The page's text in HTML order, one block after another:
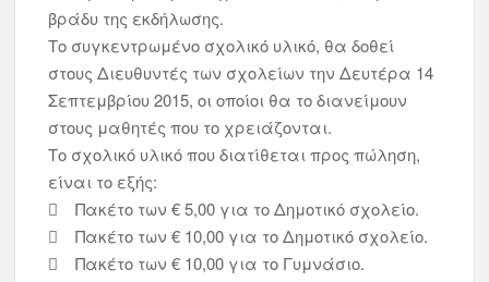
βράδυ της εκδήλωσης.
Το συγκεντρωμένο σχολικό υλικό, θα δοθεί
στους Διευθυντές των σχολείων την Δευτέρα 14
Σεπτεμβρίου 2015, οι οποίοι θα το διανείμουν
στους μαθητές που το χρειάζονται.
Το σχολικό υλικό που διατίθεται προς πώληση,
είναι το εξής:
 Πακέτο των € 5,00 για το Δημοτικό σχολείο.
 Πακέτο των € 10,00 για το Δημοτικό σχολείο.
 Πακέτο των € 10,00 για το Γυμνάσιο.